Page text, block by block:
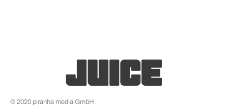
© 2020 piranha media GmbH